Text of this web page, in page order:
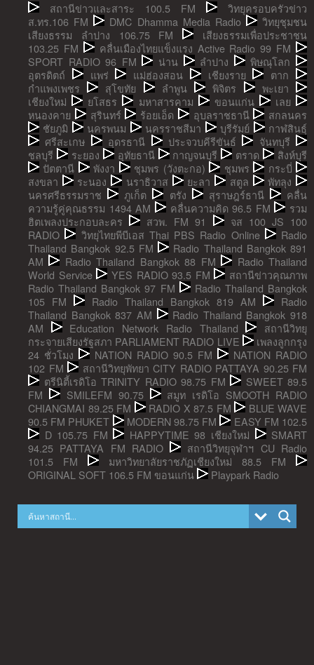
สถานีข่าวและสาระ 100.5 FM
วิทยุครอบครัวข่าว
ส.ทร.106 FM
DMC Dhamma Media Radio
วิทยุชุมชน
เสียงธรรม ลำปาง 106.75 FM
เสียงธรรมเพื่อประชาชน
103.25 FM
คลื่นเมืองไทยแข็งแรง Active Radio 99 FM
SPORT RADIO 96 FM
น่าน ลำปาง
พิษณุโลก
อุตรดิตถ์
แพร่ แม่ฮ่องสอน เชียงราย
ตาก
กำแพงเพชร
สุโขทัย ลำพูน พิจิตร
พะเยา
เชียงใหม่
ยโสธร มหาสารคาม ขอนแก่น
เลย
หนองคาย
สุรินทร์ ร้อยเอ็ด อุบลราชธานี
สกลนคร
ชัยภูมิ
นครพนม นครราชสีมา บุรีรัมย์
กาฬสินธุ์
ศรีสะเกษ
อุดรธานี ประจวบคีรีขันธ์
จันทบุรี
ชลบุรี
ระยอง อุทัยธานี กาญจนบุรี ตราด
สิงห์บุรี
ปัตตานี
พังงา ชุมพร (วังตะกอ) ชุมพร
กระบี่
สงขลา
ระนอง นราธิวาส ยะลา สตูล
พัทลุง
นครศรีธรรมราช
ภูเก็ต ตรัง สุราษฎร์ธานี
คลื่น
ความรู้คู่คุณธรรม 1494 AM
คลื่นความคิด 96.5 FM
รวม
ฮิตเพลงประกอบละคร
สวพ. FM 91
จส 100 JS 100
RADIO
วิทยุไทยพีบีเอส Thai PBS Radio Online
Radio
Thailand Bangkok 92.5 FM
Radio Thailand Bangkok 891
AM
Radio Thailand Bangkok 88 FM
Radio Thailand
World Service
YES RADIO 93.5 FM
สถานีข่าวคุณภาพ
Radio Thailand Bangkok 97 FM
Radio Thailand Bangkok
105 FM
Radio Thailand Bangkok 819 AM
Radio
Thailand Bangkok 837 AM
Radio Thailand Bangkok 918
AM
Education Network Radio Thailand
สถานีวิทยุ
กระจายเสียงรัฐสภา PARLIAMENT RADIO LIVE
เพลงลูกกรุง
24 ชั่วโมง
NATION RADIO 90.5 FM
NATION RADIO
102 FM
สถานีวิทยุพัทยา CITY RADIO PATTAYA 90.25 FM
ตรีนิตี้เรดิโอ TRINITY RADIO 98.75 FM
SWEET 89.5
FM
SMILEFM 90.75
สมูท เรดิโอ SMOOTH RADIO
CHIANGMAI 89.25 FM
RADIO X 87.5 FM
BLUE WAVE
90.5 FM PHUKET
MODERN 98.75 FM
EASY FM 102.5
D 105.75 FM
HAPPYTIME 98 เชียงใหม่
SMART
94.25 PATTAYA FM RADIO
สถานีวิทยุจุฬาฯ CU Radio
101.5 FM
มหาวิทยาลัยราชภัฏเชียงใหม่ 88.5 FM
ORIGINAL SOFT 106.5 FM ขอนแก่น
Playpark Radio